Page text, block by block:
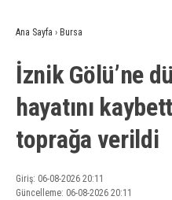
Ana Sayfa › Bursa
İznik Gölü’ne
hayatını
toprağa verildi
Giriş: 06-08-2026 20:11
Güncelleme: 06-08-2026 20:11